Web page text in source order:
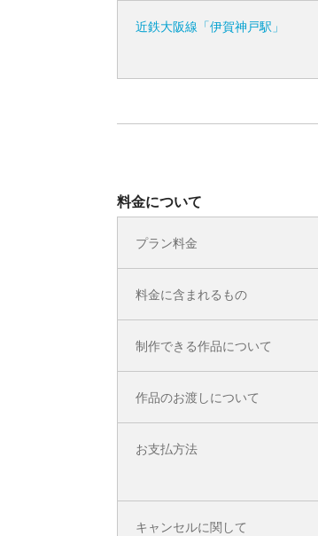
近鉄大阪線「伊賀神戸駅」
料金について
プラン料金
料金に含まれるもの
制作できる作品について
作品のお渡しについて
お支払方法
キャンセルに関して